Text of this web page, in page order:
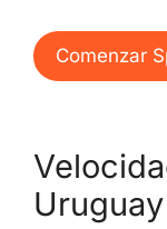
Comenzar
Uruguay